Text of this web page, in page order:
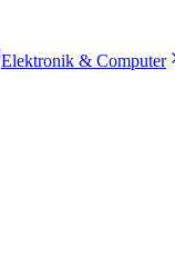
Elektronik & Computer